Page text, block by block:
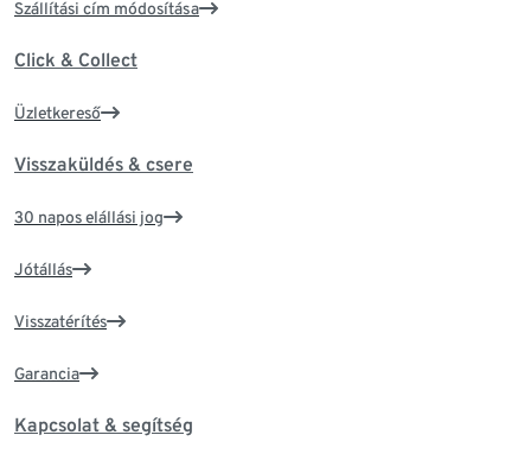
Szállítási cím módosítása
Click & Collect
Üzletkereső
Visszaküldés & csere
30 napos elállási jog
Jótállás
Visszatérítés
Garancia
Kapcsolat & segítség